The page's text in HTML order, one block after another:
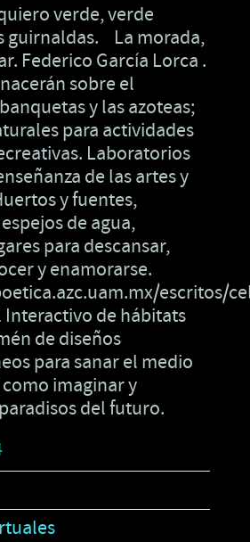
verde, verde
guirnaldas. La morada,
Federico García Lorca .
sobre el
y las azoteas;
para actividades
Laboratorios
de las artes y
y fuentes,
de agua,
para descansar,
y enamorarse.
escritos/
Interactivo de hábitats
de diseños
para sanar el medio
imaginar y
del futuro.